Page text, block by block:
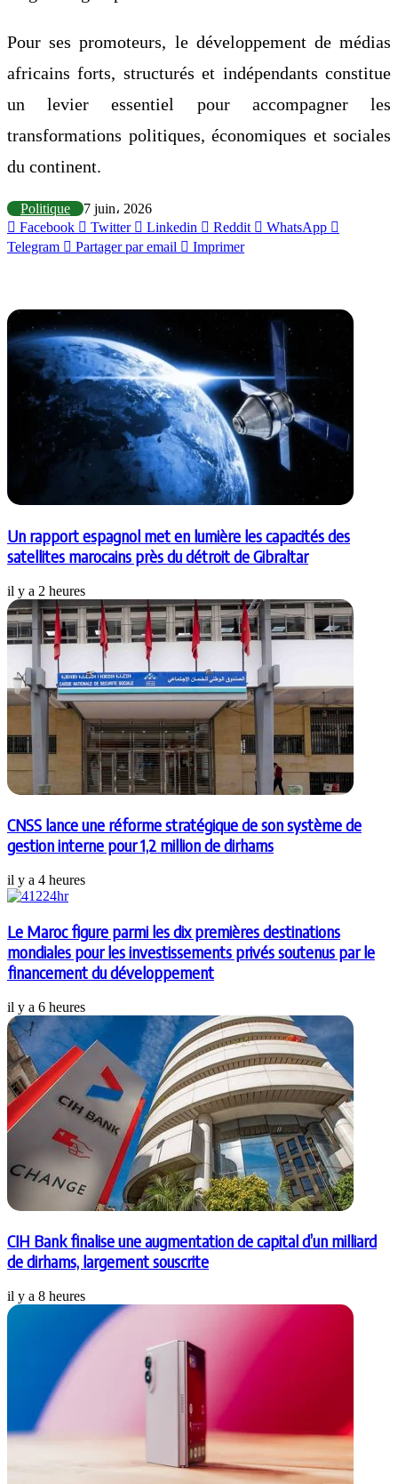
Pour ses promoteurs, le développement de médias
africains forts, structurés et indépendants constitue
un levier essentiel pour accompagner les
transformations politiques, économiques et sociales
du continent.
Politique
7 juin، 2026
Facebook
Twitter Linkedin Reddit
WhatsApp
Telegram
Partager par email Imprimer
Un rapport espagnol met en lumière les capacités des
satellites marocains près du détroit de Gibraltar
il y a 2 heures
CNSS lance une réforme stratégique de son système de
gestion interne pour 1,2 million de dirhams
il y a 4 heures
Le Maroc figure parmi les dix premières destinations
mondiales pour les investissements privés soutenus par le
financement du développement
il y a 6 heures
CIH Bank finalise une augmentation de capital d’un milliard
de dirhams, largement souscrite
il y a 8 heures